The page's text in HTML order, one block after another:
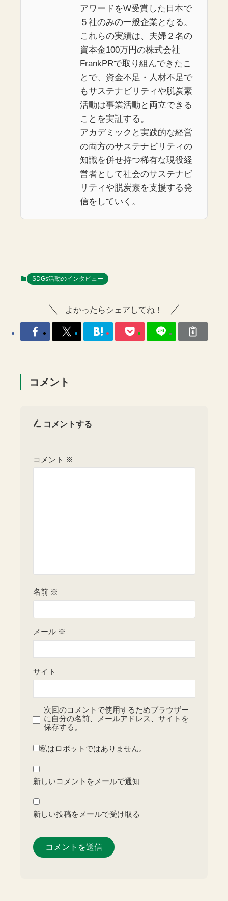
アワードをW受賞した日本で
５社のみの一般企業となる。
これらの実績は、夫婦２名の
資本金100万円の株式会社
FrankPRで取り組んできたこ
とで、資金不足・人材不足で
もサステナビリティや脱炭素
活動は事業活動と両立できる
ことを実証する。
アカデミックと実践的な経営
の両方のサステナビリティの
知識を併せ持つ稀有な現役経
営者として社会のサステナビ
リティや脱炭素を支援する発
信をしていく。
SDGs活動のインタビュー
よかったらシェアしてね！
コメント
コメントする
コメント ※
名前 ※
メール ※
サイト
次回のコメントで使用するためブラウザー
に自分の名前、メールアドレス、サイトを
保存する。
私はロボットではありません。
新しいコメントをメールで通知
新しい投稿をメールで受け取る